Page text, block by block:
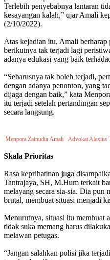
Terlebih penyebabnya lantaran
kesayangan kalah,” ujar Amali
(2/10/2022).
Atas kejadian itu, Amali berharap
berikutnya tak terjadi lagi
adanya edukasi yang baik
“Seharusnya tak boleh terjadi,
dengan adanya penonton, yang
dijaga dengan baik,” kata
itu terjadi setelah pertandingan
secara langsung.
Menpora Zainudin Amali Advokat Alexius
Skala Prioritas
Rasa keprihatinan juga
Tantrajaya, SH, M.Hum terkait
melayang secara sia-sia. Dia pun
brutal, membuat situasi menjadi
Menurutnya, situasi itu membuat
tidak suka memang harus
melawan petugas.
“Jangan salahkan polisi jika